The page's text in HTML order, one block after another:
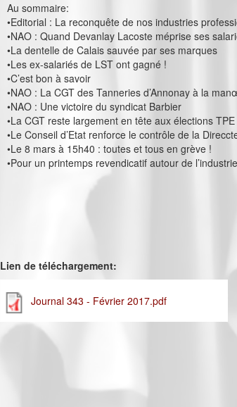
Au sommaire:
•Editorial : La reconquête de nos industries
•NAO : Quand Devanlay Lacoste méprise ses
•La dentelle de Calais sauvée par ses marques
•Les ex-salariés de LST ont gagné !
•C’est bon à savoir
•NAO : La CGT des Tanneries d’Annonay à la
•NAO : Une victoire du syndicat Barbier
•La CGT reste largement en tête aux élections TPE
•Le Conseil d’Etat renforce le contrôle de la
•Le 8 mars à 15h40 : toutes et tous en grève !
•Pour un printemps revendicatif autour de l’industrie
Lien de téléchargement:
Journal 343 - Février 2017.pdf